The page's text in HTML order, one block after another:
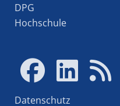
DPG
Hochschule
Datenschutz